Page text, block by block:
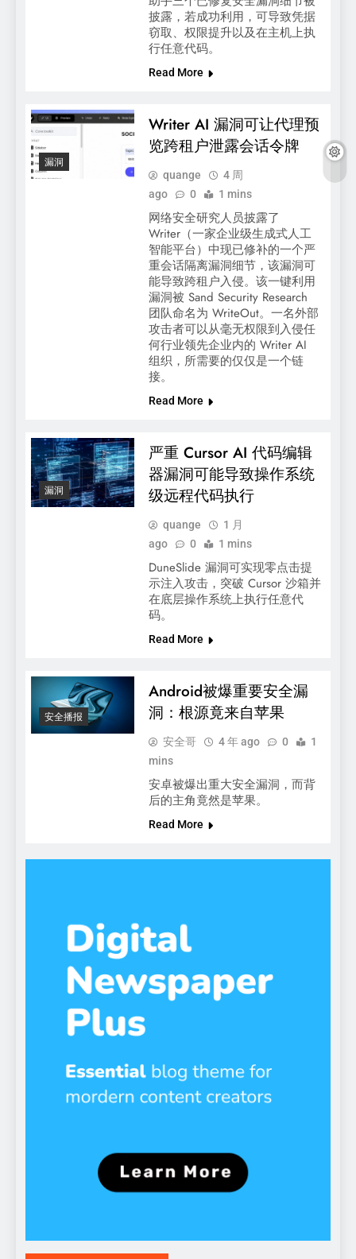
披露，若成功利用，可导致凭据
窃取、权限提升以及在主机上执
行任意代码。
Read More
漏洞
Writer AI 漏洞可让代理预
览跨租户泄露会话令牌
quange
4 周
ago
0 1 mins
网络安全研究人员披露了
Writer（一家企业级生成式人工
智能平台）中现已修补的一个严
重会话隔离漏洞细节，该漏洞可
能导致跨租户入侵。该一键利用
漏洞被 Sand Security Research
团队命名为 WriteOut。一名外部
攻击者可以从毫无权限到入侵任
何行业领先企业内的 Writer AI
组织，所需要的仅仅是一个链
接。
Read More
漏洞
严重 Cursor AI 代码编辑
器漏洞可能导致操作系统
级远程代码执行
quange
1 月
ago
0 1 mins
DuneSlide 漏洞可实现零点击提
示注入攻击，突破 Cursor 沙箱并
在底层操作系统上执行任意代
码。
Read More
安全播报
Android被爆重要安全漏
洞：根源竟来自苹果
安全哥 4 年 ago 0
1
mins
安卓被爆出重大安全漏洞，而背
后的主角竟然是苹果。
Read More